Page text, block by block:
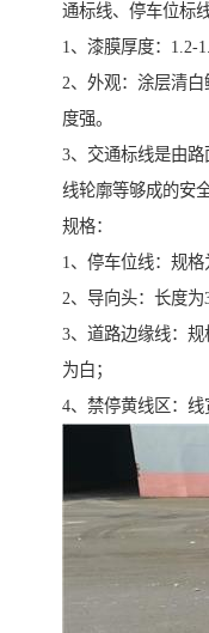
通标线、停车位标
1、漆膜厚度：1.2-
2、外观：涂层清
度强。
3、交通标线是由
线轮廓等够成的安
规格：
1、停车位线：规格
2、导向头：长度为
3、道路边缘线：
为白；
4、禁停黄线区：线